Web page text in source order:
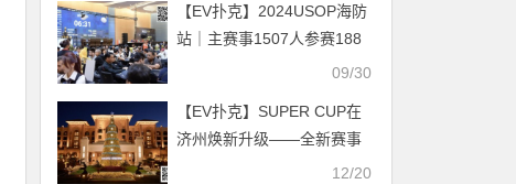
【EV扑克】2024USOP海防
站｜主赛事1507人参赛188
人晋级 41名中国选手晋级第
09/30
【EV扑克】SUPER CUP在
济州焕新升级——全新赛事
内容亮相，沉浸式旅游体验
12/20